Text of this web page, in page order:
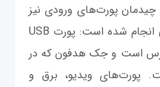
چیدمان پورت‌های ورودی نیز
در این دو سیستم به خوبی انجام شده است: پورت USB
است و جک هدفون که در
پورت‌های ویدیو، برق و